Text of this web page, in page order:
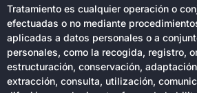
Tratamiento es cualquier operación o
efectuadas o no mediante
aplicadas a datos personales o a
personales, como la recogida, registro,
estructuración, conservación,
extracción, consulta, utilización,